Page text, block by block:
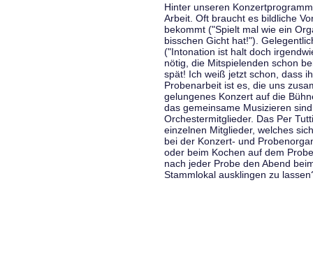
Hinter unseren
Arbeit. Oft braucht es bildliche
bekommt ("Spielt mal wie ein
bisschen Gicht hat!").
("Intonation ist halt doch
nötig, die Mitspielenden schon
spät! Ich weiß jetzt schon, dass
Probenarbeit ist es, die uns
gelungenes Konzert auf die
das gemeinsame Musizieren
Orchestermitglieder. Das Per
einzelnen Mitglieder, welches
bei der Konzert- und
oder beim Kochen auf dem
nach jeder Probe den Abend
Stammlokal ausklingen zu